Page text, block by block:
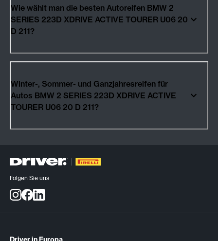
Wie wählt man die besten Autoreifen BMW 2
SERIES 223D XDRIVE ACTIVE TOURER U06 20
D 211?
Winter-, Sommer- und Ganzjahresreifen für
Autos BMW 2 SERIES 223D XDRIVE ACTIVE
TOURER U06 20 D 211?
Folgen Sie uns